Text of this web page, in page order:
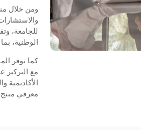
ومن خلال
للجامعة،
الوطنية، بما
كما توفر
مع التركيز
الأكاديمية
معرفي